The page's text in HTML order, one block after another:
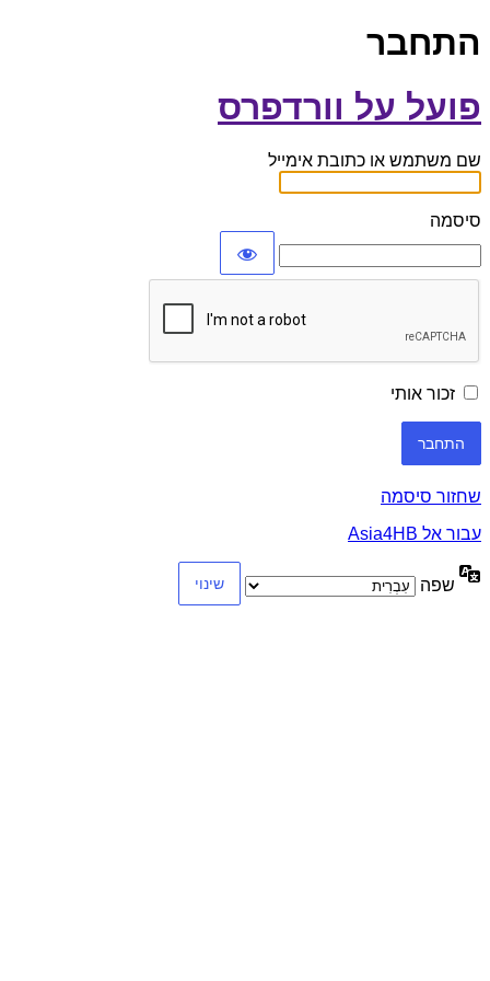
התחבר
פועל על וורדפרס
שם משתמש או כתובת אימייל
סיסמה
זכור אותי
שחזור סיסמה
עבור אל Asia4HB
שפה